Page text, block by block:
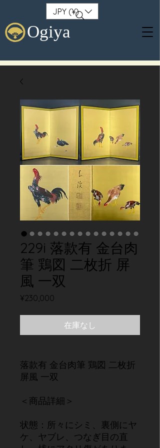
Ogiya
JPY (¥)
229i 落款有 金台肉
筆 鶏図 二枚折 屏
風 一双
¥230,000
在庫なし
落款有 金台肉筆 鶏図 二枚折
屏風 一双
＜商品詳細＞
状態：所々にシミ、裏側にヤ
ケ、ヤブレ、つなぎ目の直